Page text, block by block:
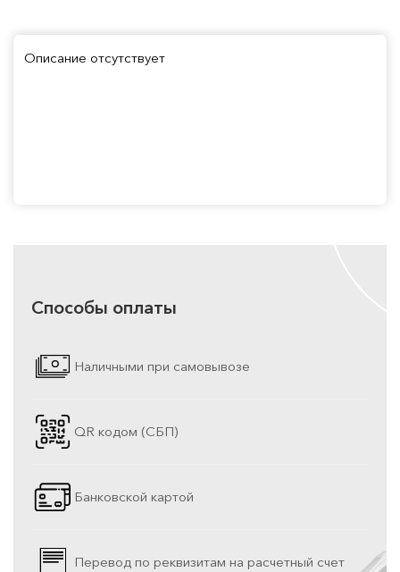
Описание отсутствует
Способы оплаты
Наличными при самовывозе
QR кодом (СБП)
Банковской картой
Перевод по реквизитам на расчетный счет